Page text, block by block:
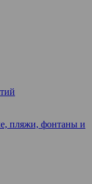
пляжи, фонтаны и